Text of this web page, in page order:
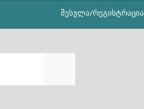
შესვლა/რეგისტრაცია